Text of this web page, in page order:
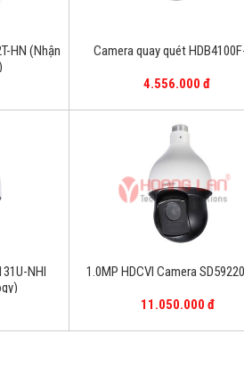
HN (Nhận
Camera quay quét
4.556.000 đ
NHI
1.0MP HDCVI Camera
11.050.000 đ